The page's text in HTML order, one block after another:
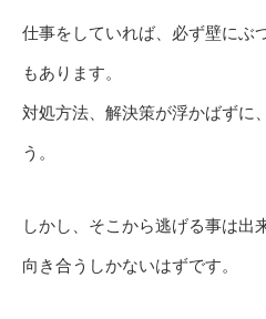
仕事をしていれば、必ず壁にぶ
もあります。
対処方法、解決策が浮かばずに
う。
しかし、そこから逃げる事は出
向き合うしかないはずです。